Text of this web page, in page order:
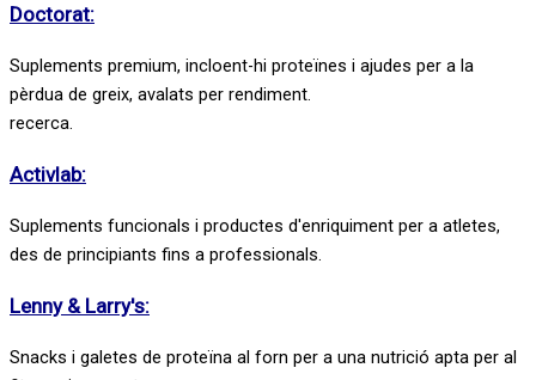
Doctorat:
Suplements premium, incloent-hi proteïnes i ajudes per a la
pèrdua de greix, avalats per rendiment.
recerca.
Activlab:
Suplements funcionals i productes d'enriquiment per a atletes,
des de principiants fins a professionals.
Lenny & Larry's:
Snacks i galetes de proteïna al forn per a una nutrició apta per al